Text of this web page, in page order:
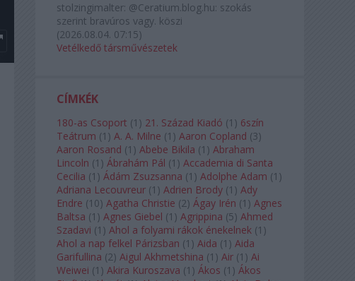
stolzingimalter: @Ceratium.blog.hu: szokás
szerint bravúros vagy. köszi
(2026.08.04. 07:15)
Vetélkedő társművészetek
CÍMKÉK
180-as Csoport (1 ) 21. Század Kiadó (1 ) 6szín
Teátrum (1 ) A. A. Milne (1 ) Aaron Copland (3)
Aaron Rosand (1 ) Abebe Bikila (1 ) Abraham
Lincoln (1 ) Ábrahám Pál (1 ) Accademia di Santa
Cecilia (1 ) Ádám Zsuzsanna (1 ) Adolphe Adam (1 )
Adriana Lecouvreur (1 ) Adrien Brody (1 ) Ady
Endre (10) Agatha Christie (2) Ágay Irén (1 ) Agnes
Baltsa (1 ) Agnes Giebel (1 ) Agrippina (5) Ahmed
Szadavi (1 ) Ahol a folyami rákok énekelnek (1 )
Ahol a nap felkel Párizsban (1 ) Aida (1 ) Aida
Garifullina (2) Aigul Akhmetshina (1 ) Air (1 ) Ai
Weiwei (1 ) Akira Kuroszava (1 ) Ákos (1 ) Ákos